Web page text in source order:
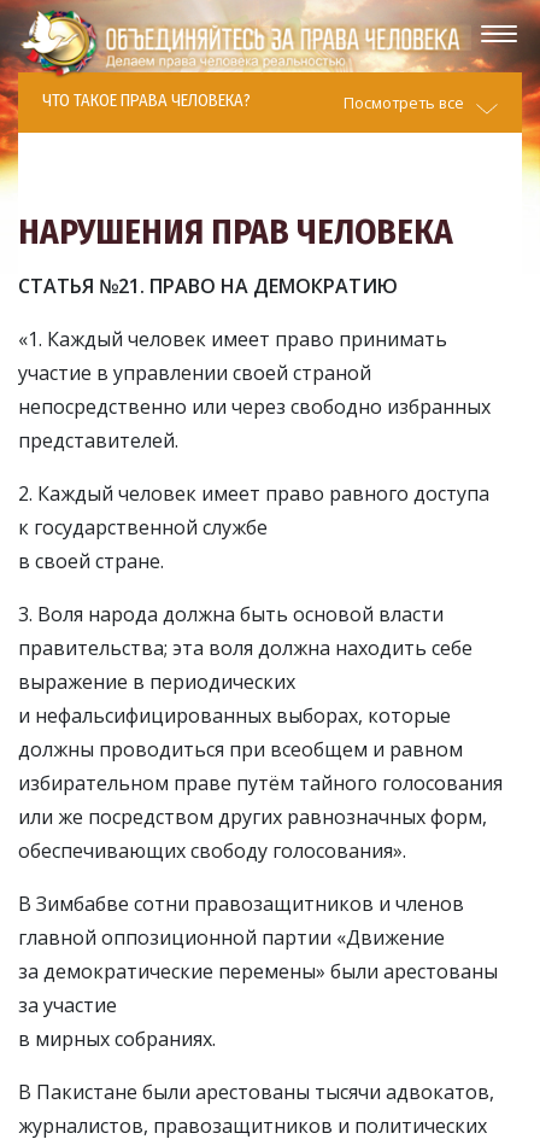
ЧТО ТАКОЕ ПРАВА ЧЕЛОВЕКА? Посмотреть все
НАРУШЕНИЯ ПРАВ ЧЕЛОВЕКА
СТАТЬЯ №21. ПРАВО НА ДЕМОКРАТИЮ
«1. Каждый человек имеет право принимать
участие в управлении своей страной
непосредственно или через свободно избранных
представителей.
2. Каждый человек имеет право равного доступа
к государственной службе
в своей стране.
3. Воля народа должна быть основой власти
правительства; эта воля должна находить себе
выражение в периодических
и нефальсифицированных выборах, которые
должны проводиться при всеобщем и равном
избирательном праве путём тайного голосования
или же посредством других равнозначных форм,
обеспечивающих свободу голосования».
В Зимбабве сотни правозащитников и членов
главной оппозиционной партии «Движение
за демократические перемены» были арестованы
за участие
в мирных собраниях.
В Пакистане были арестованы тысячи адвокатов,
журналистов, правозащитников и политических